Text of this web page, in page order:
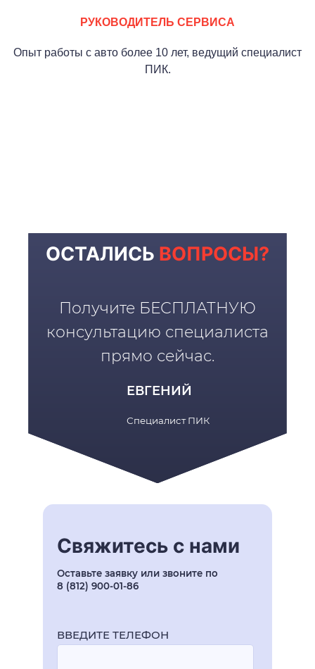
РУКОВОДИТЕЛЬ СЕРВИСА
Опыт работы с авто более 10 лет, ведущий специалист
ПИК.
ОСТАЛИСЬ ВОПРОСЫ?
Получите БЕСПЛАТНУЮ
консультацию специалиста
прямо сейчас.
ЕВГЕНИЙ
Специалист ПИК
Свяжитесь с нами
Оставьте заявку или звоните по
8 (812) 900-01-86
ВВЕДИТЕ ТЕЛЕФОН